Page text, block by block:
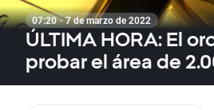
07:20 · 7 de marzo de 2022
ÚLTIMA HORA: El
probar el área de